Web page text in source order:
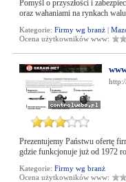
Pomyśl o przyszłości i
oraz wahaniami na rynkach
Kategorie: Firmy wg branż|
Ocena użytkowników www:
Prezentujemy Państwu ofertę
gdzie funkcjonuje już od 1972
Kategorie: Firmy wg branż
Ocena użytkowników www: